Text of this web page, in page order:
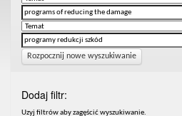
Rozpocznij nowe wyszukiwanie
Dodaj filtr:
Uzyj filtrów aby zagęścić wyszukiwanie.